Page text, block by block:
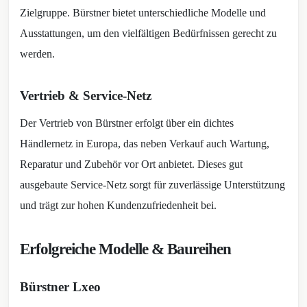
Zielgruppe. Bürstner bietet unterschiedliche Modelle und
Ausstattungen, um den vielfältigen Bedürfnissen gerecht zu
werden.
Vertrieb & Service-Netz
Der Vertrieb von Bürstner erfolgt über ein dichtes
Händlernetz in Europa, das neben Verkauf auch Wartung,
Reparatur und Zubehör vor Ort anbietet. Dieses gut
ausgebaute Service-Netz sorgt für zuverlässige Unterstützung
und trägt zur hohen Kundenzufriedenheit bei.
Erfolgreiche Modelle & Baureihen
Bürstner Lxeo